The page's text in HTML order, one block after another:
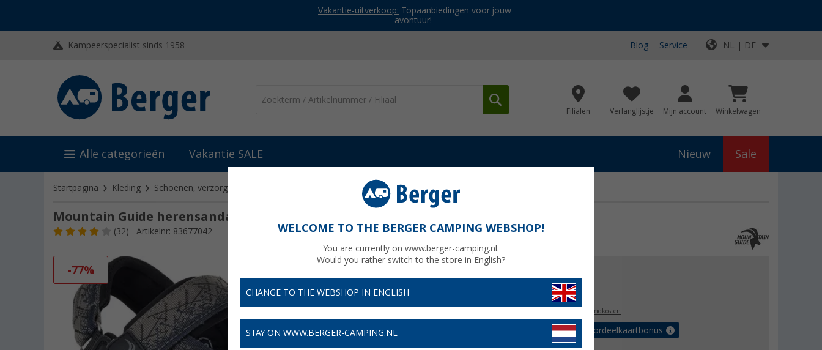
Vakantie-uitverkoop: Topaanbiedingen voor jouw
avontuur!
Kampeerspecialist sinds 1958 Blog Service NL | DE
Filialen Verlanglijstje Mijn account Winkelwagen
Alle categorieën Vakantie SALE Nieuw Sale
Startpagina Kleding Schoenen, verzorgingsmiddelen & sokken Herenschoenen Mountain Guide herensandaal Namib
Mountain Guide herensandaal Namib
(32) Artikelnr: 83677042
-77%
€ 9,95
plus verzendkosten
Verzeker tot 5% voordeelkaartbonus
WELCOME TO THE BERGER CAMPING WEBSHOP!
You are currently on www.berger-camping.nl.
Would you rather switch to the store in English?
CHANGE TO THE WEBSHOP IN ENGLISH
STAY ON WWW.BERGER-CAMPING.NL